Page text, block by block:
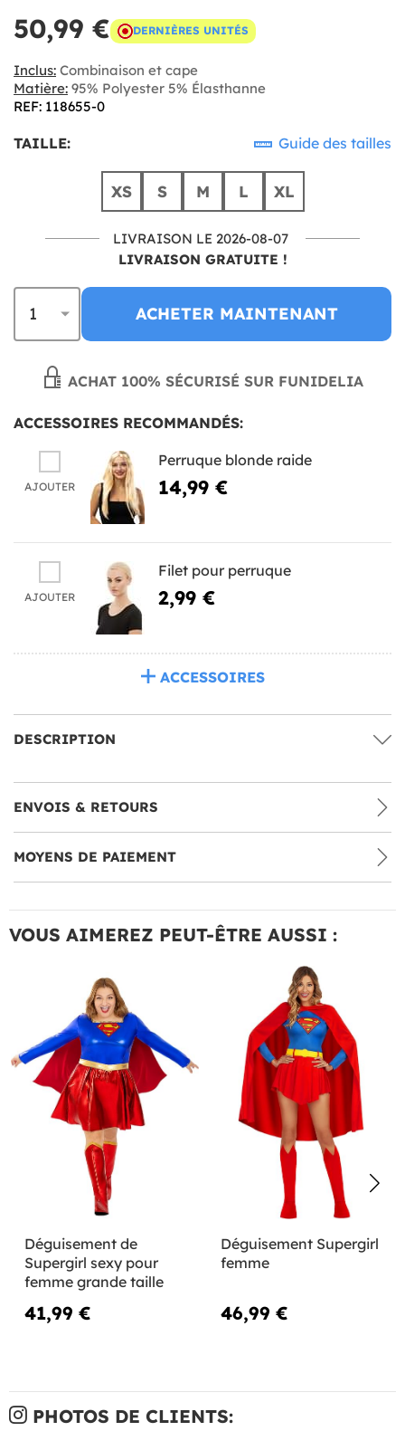
50,99 € DERNIÈRES UNITÉS
Inclus: Combinaison et cape
Matière: 95% Polyester 5% Élasthanne
REF: 118655-0
TAILLE: Guide des tailles
XS S M L XL
LIVRAISON LE 2026-08-07
LIVRAISON GRATUITE !
ACHETER MAINTENANT
ACHAT 100% SÉCURISÉ SUR FUNIDELIA
ACCESSOIRES RECOMMANDÉS:
AJOUTER
Perruque blonde raide
14,99 €
AJOUTER
Filet pour perruque
2,99 €
ACCESSOIRES
DESCRIPTION
ENVOIS & RETOURS
MOYENS DE PAIEMENT
VOUS AIMEREZ PEUT-ÊTRE AUSSI :
Déguisement de
Supergirl sexy pour
femme grande taille
41,99 €
Déguisement Supergirl
femme
46,99 €
PHOTOS DE CLIENTS: